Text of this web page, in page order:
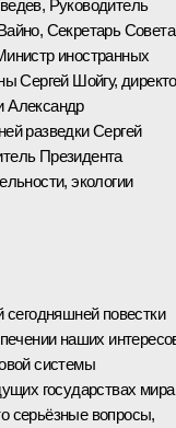
, Руководитель
, Секретарь Совета
иностранных
Сергей Шойгу,
Александр
разведкиСергей
Президента
экологии
повестки
наших
системы
государствах мира
серьёзные вопросы,